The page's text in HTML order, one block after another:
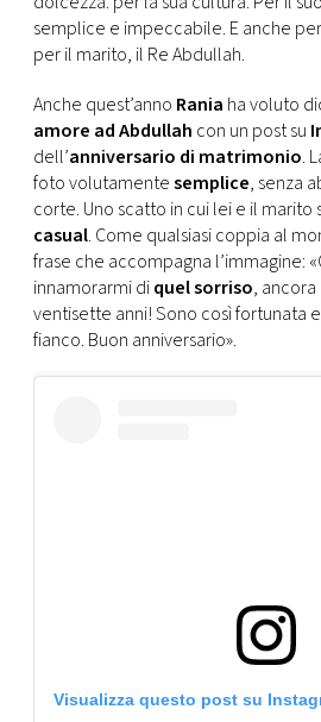
CONSIGLIA
semplice e impeccabile. E anche
per il marito, il Re Abdullah.
Anche quest’anno Rania ha voluto
amore ad Abdullah con un post su
dell’anniversario di matrimonio.
foto volutamentesemplice, senza
corte. Uno scatto in cui lei e il marito
casual. Come qualsiasi coppia al
frase che accompagna l’immagine:
innamorarmi diquel sorriso,
ventisette anni! Sono così fortunata
fianco. Buon anniversario».
Visualizza questo post su